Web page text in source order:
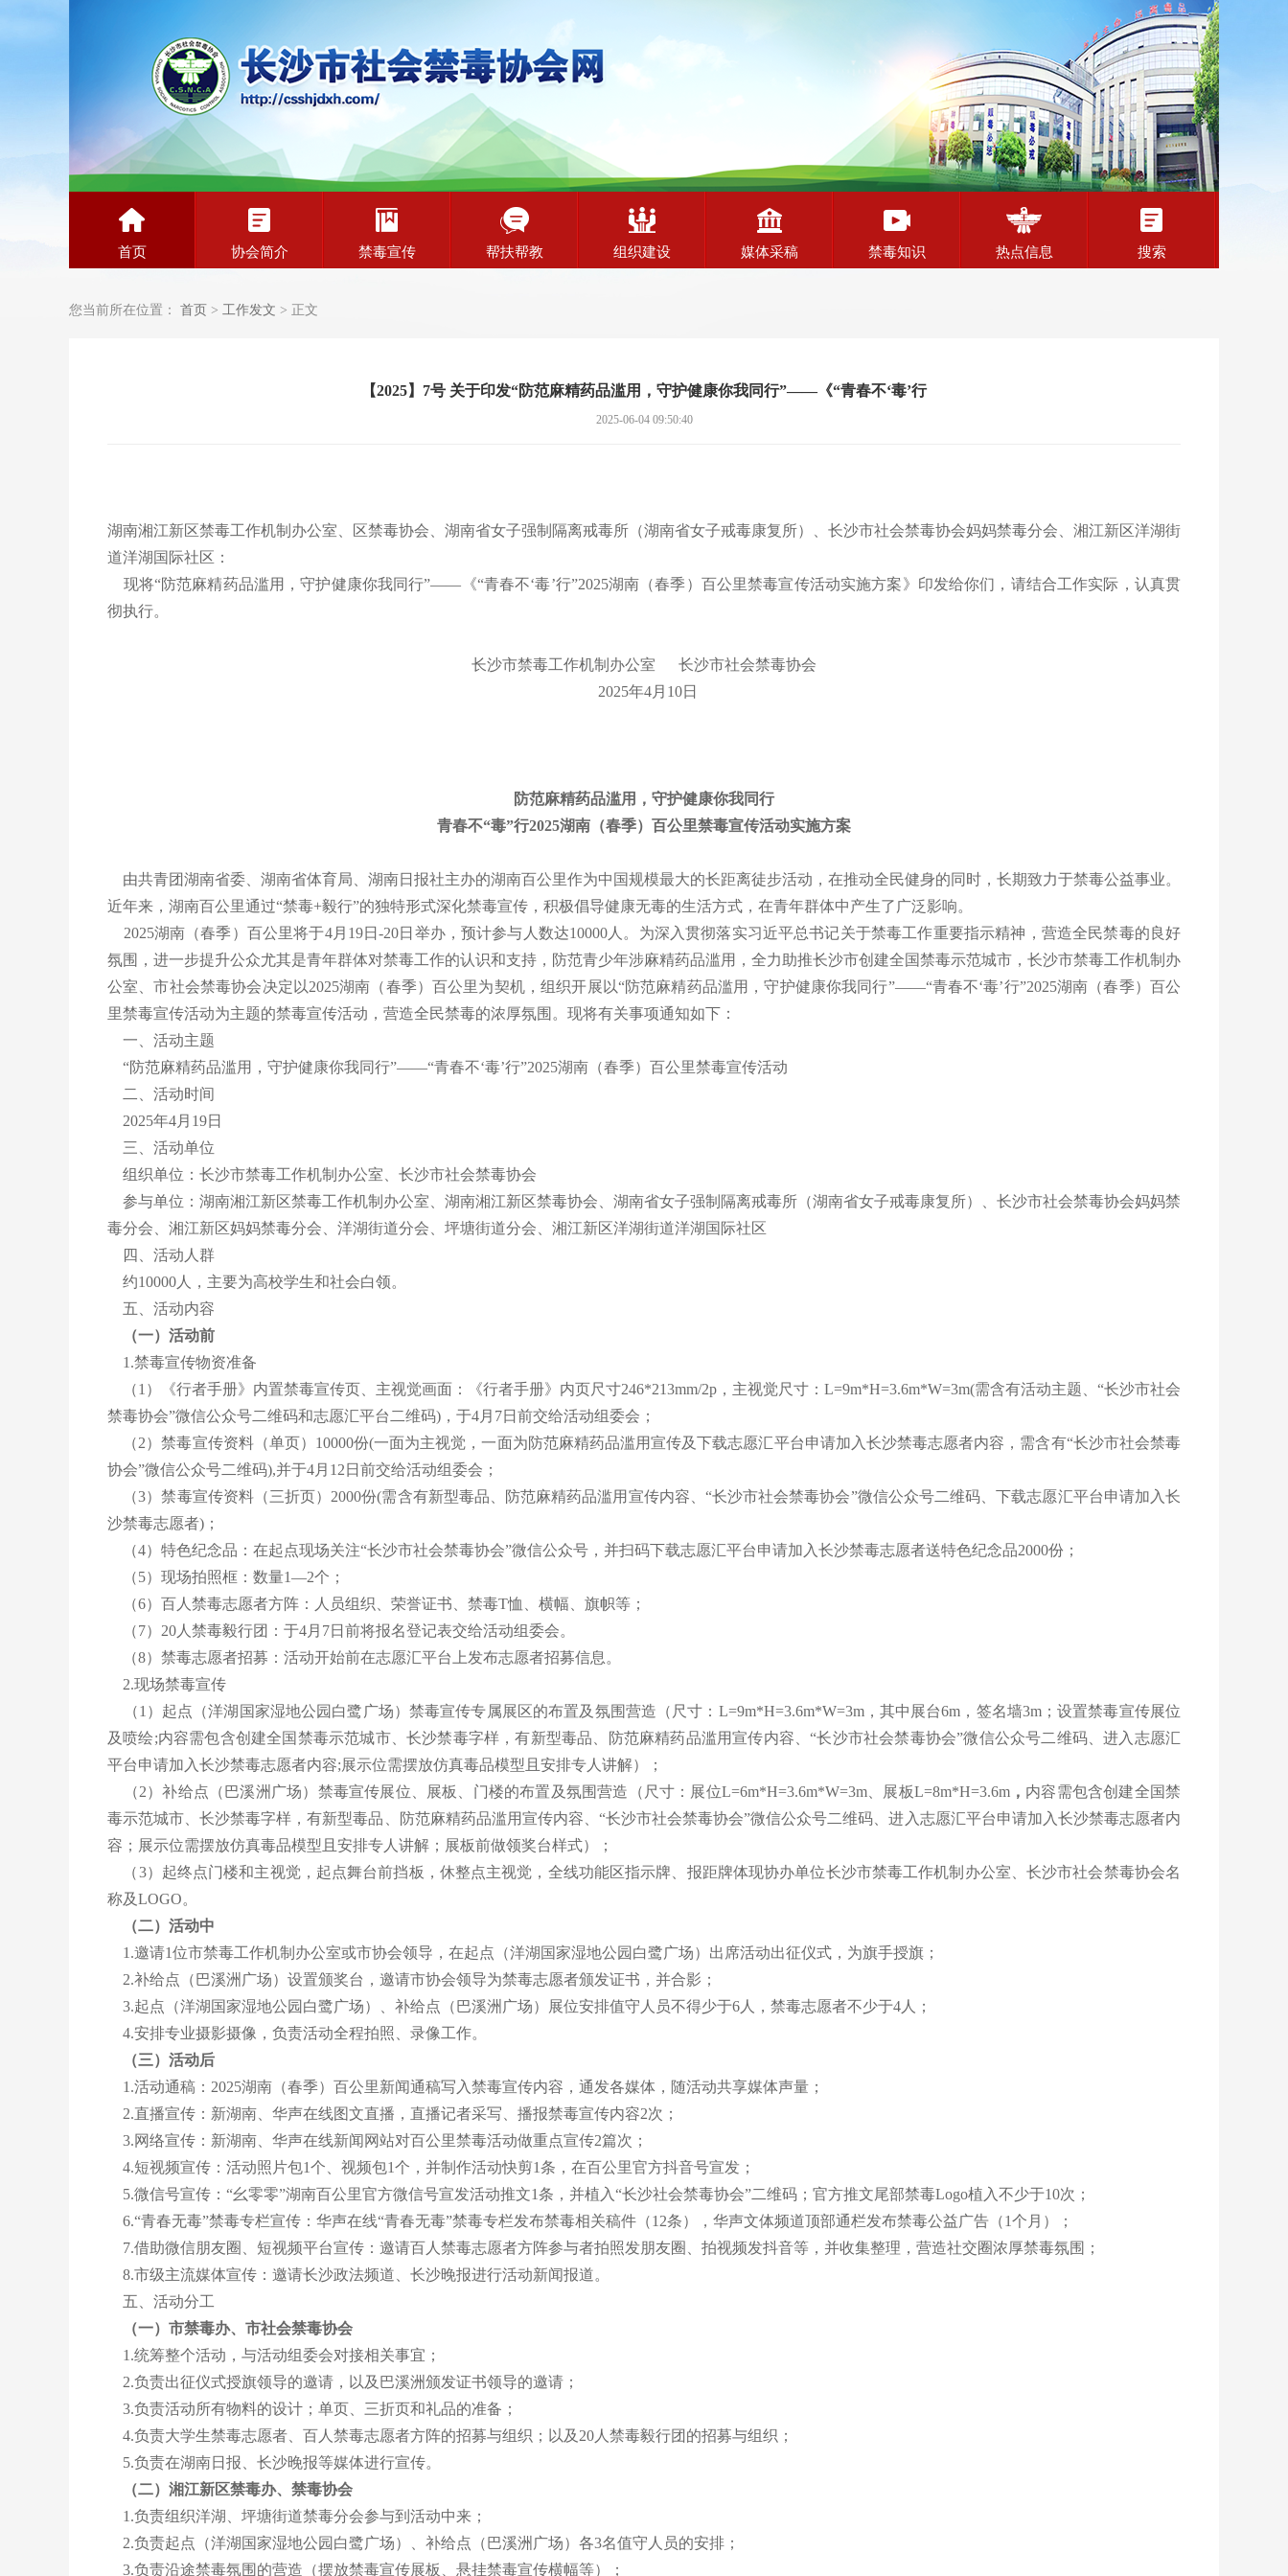
首页 协会简介 禁毒宣传 帮扶帮教 组织建设 媒体采稿 禁毒知识 热点信息 搜索
您当前所在位置： 首页 > 工作发文 > 正文
【2025】7号 关于印发“防范麻精药品滥用，守护健康你我同行”——《“青春不‘毒’行
2025-06-04 09:50:40
湖南湘江新区禁毒工作机制办公室、区禁毒协会、湖南省女子强制隔离戒毒所（湖南省女子戒毒康复所）、长沙市社会禁毒协会妈妈禁毒分会、湘江新区洋湖街
道洋湖国际社区：
现将“防范麻精药品滥用，守护健康你我同行”——《“青春不‘毒’行”2025湖南（春季）百公里禁毒宣传活动实施方案》印发给你们，请结合工作实际，认真贯
彻执行。
长沙市禁毒工作机制办公室 长沙市社会禁毒协会
2025年4月10日
防范麻精药品滥用，守护健康你我同行
青春不“毒”行2025湖南（春季）百公里禁毒宣传活动实施方案
由共青团湖南省委、湖南省体育局、湖南日报社主办的湖南百公里作为中国规模最大的长距离徒步活动，在推动全民健身的同时，长期致力于禁毒公益事业。
近年来，湖南百公里通过“禁毒+毅行”的独特形式深化禁毒宣传，积极倡导健康无毒的生活方式，在青年群体中产生了广泛影响。
2025湖南（春季）百公里将于4月19日-20日举办，预计参与人数达10000人。为深入贯彻落实习近平总书记关于禁毒工作重要指示精神，营造全民禁毒的良好
氛围，进一步提升公众尤其是青年群体对禁毒工作的认识和支持，防范青少年涉麻精药品滥用，全力助推长沙市创建全国禁毒示范城市，长沙市禁毒工作机制办
公室、市社会禁毒协会决定以2025湖南（春季）百公里为契机，组织开展以“防范麻精药品滥用，守护健康你我同行”——“青春不‘毒’行”2025湖南（春季）百公
里禁毒宣传活动为主题的禁毒宣传活动，营造全民禁毒的浓厚氛围。现将有关事项通知如下：
一、活动主题
“防范麻精药品滥用，守护健康你我同行”——“青春不‘毒’行”2025湖南（春季）百公里禁毒宣传活动
二、活动时间
2025年4月19日
三、活动单位
组织单位：长沙市禁毒工作机制办公室、长沙市社会禁毒协会
参与单位：湖南湘江新区禁毒工作机制办公室、湖南湘江新区禁毒协会、湖南省女子强制隔离戒毒所（湖南省女子戒毒康复所）、长沙市社会禁毒协会妈妈禁
毒分会、湘江新区妈妈禁毒分会、洋湖街道分会、坪塘街道分会、湘江新区洋湖街道洋湖国际社区
四、活动人群
约10000人，主要为高校学生和社会白领。
五、活动内容
（一）活动前
1.禁毒宣传物资准备
（1）《行者手册》内置禁毒宣传页、主视觉画面：《行者手册》内页尺寸246*213mm/2p，主视觉尺寸：L=9m*H=3.6m*W=3m(需含有活动主题、“长沙市社会
禁毒协会”微信公众号二维码和志愿汇平台二维码)，于4月7日前交给活动组委会；
（2）禁毒宣传资料（单页）10000份(一面为主视觉，一面为防范麻精药品滥用宣传及下载志愿汇平台申请加入长沙禁毒志愿者内容，需含有“长沙市社会禁毒
协会”微信公众号二维码),并于4月12日前交给活动组委会；
（3）禁毒宣传资料（三折页）2000份(需含有新型毒品、防范麻精药品滥用宣传内容、“长沙市社会禁毒协会”微信公众号二维码、下载志愿汇平台申请加入长
沙禁毒志愿者)；
（4）特色纪念品：在起点现场关注“长沙市社会禁毒协会”微信公众号，并扫码下载志愿汇平台申请加入长沙禁毒志愿者送特色纪念品2000份；
（5）现场拍照框：数量1—2个；
（6）百人禁毒志愿者方阵：人员组织、荣誉证书、禁毒T恤、横幅、旗帜等；
（7）20人禁毒毅行团：于4月7日前将报名登记表交给活动组委会。
（8）禁毒志愿者招募：活动开始前在志愿汇平台上发布志愿者招募信息。
2.现场禁毒宣传
（1）起点（洋湖国家湿地公园白鹭广场）禁毒宣传专属展区的布置及氛围营造（尺寸：L=9m*H=3.6m*W=3m，其中展台6m，签名墙3m；设置禁毒宣传展位
及喷绘;内容需包含创建全国禁毒示范城市、长沙禁毒字样，有新型毒品、防范麻精药品滥用宣传内容、“长沙市社会禁毒协会”微信公众号二维码、进入志愿汇
平台申请加入长沙禁毒志愿者内容;展示位需摆放仿真毒品模型且安排专人讲解）；
（2）补给点（巴溪洲广场）禁毒宣传展位、展板、门楼的布置及氛围营造（尺寸：展位L=6m*H=3.6m*W=3m、展板L=8m*H=3.6m， 内容需包含创建全国禁
毒示范城市、长沙禁毒字样，有新型毒品、防范麻精药品滥用宣传内容、“长沙市社会禁毒协会”微信公众号二维码、进入志愿汇平台申请加入长沙禁毒志愿者内
容；展示位需摆放仿真毒品模型且安排专人讲解；展板前做领奖台样式）；
（3）起终点门楼和主视觉，起点舞台前挡板，休整点主视觉，全线功能区指示牌、报距牌体现协办单位长沙市禁毒工作机制办公室、长沙市社会禁毒协会名
称及LOGO。
（二）活动中
1.邀请1位市禁毒工作机制办公室或市协会领导，在起点（洋湖国家湿地公园白鹭广场）出席活动出征仪式，为旗手授旗；
2.补给点（巴溪洲广场）设置颁奖台，邀请市协会领导为禁毒志愿者颁发证书，并合影；
3.起点（洋湖国家湿地公园白鹭广场）、补给点（巴溪洲广场）展位安排值守人员不得少于6人，禁毒志愿者不少于4人；
4.安排专业摄影摄像，负责活动全程拍照、录像工作。
（三）活动后
1.活动通稿：2025湖南（春季）百公里新闻通稿写入禁毒宣传内容，通发各媒体，随活动共享媒体声量；
2.直播宣传：新湖南、华声在线图文直播，直播记者采写、播报禁毒宣传内容2次；
3.网络宣传：新湖南、华声在线新闻网站对百公里禁毒活动做重点宣传2篇次；
4.短视频宣传：活动照片包1个、视频包1个，并制作活动快剪1条，在百公里官方抖音号宣发；
5.微信号宣传：“幺零零”湖南百公里官方微信号宣发活动推文1条，并植入“长沙社会禁毒协会”二维码；官方推文尾部禁毒Logo植入不少于10次；
6.“青春无毒”禁毒专栏宣传：华声在线“青春无毒”禁毒专栏发布禁毒相关稿件（12条），华声文体频道顶部通栏发布禁毒公益广告（1个月）；
7.借助微信朋友圈、短视频平台宣传：邀请百人禁毒志愿者方阵参与者拍照发朋友圈、拍视频发抖音等，并收集整理，营造社交圈浓厚禁毒氛围；
8.市级主流媒体宣传：邀请长沙政法频道、长沙晚报进行活动新闻报道。
五、活动分工
（一）市禁毒办、市社会禁毒协会
1.统筹整个活动，与活动组委会对接相关事宜；
2.负责出征仪式授旗领导的邀请，以及巴溪洲颁发证书领导的邀请；
3.负责活动所有物料的设计；单页、三折页和礼品的准备；
4.负责大学生禁毒志愿者、百人禁毒志愿者方阵的招募与组织；以及20人禁毒毅行团的招募与组织；
5.负责在湖南日报、长沙晚报等媒体进行宣传。
（二）湘江新区禁毒办、禁毒协会
1.负责组织洋湖、坪塘街道禁毒分会参与到活动中来；
2.负责起点（洋湖国家湿地公园白鹭广场）、补给点（巴溪洲广场）各3名值守人员的安排；
3.负责沿途禁毒氛围的营造（摆放禁毒宣传展板、悬挂禁毒宣传横幅等）；